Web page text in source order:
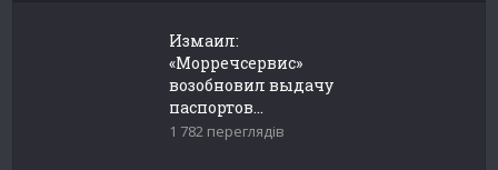
Измаил:
«Морречсервис»
возобновил выдачу
паспортов...
1 782 переглядів